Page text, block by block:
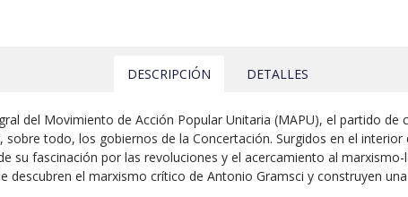
DESCRIPCIÓN DETALLES
del Movimiento de Acción Popular Unitaria (MAPU), el partido de
todo, los gobiernos de la Concertación. Surgidos en el
su fascinación por las revoluciones y el acercamiento al
descubren el marxismo crítico de Antonio Gramsci y construyen